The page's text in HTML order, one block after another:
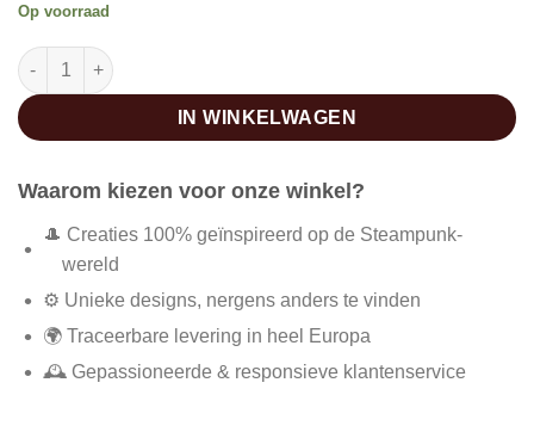
Op voorraad
Steampunk cocktailjurk retro chique aantal
IN WINKELWAGEN
Waarom kiezen voor onze winkel?
🎩 Creaties 100% geïnspireerd op de Steampunk-
wereld
⚙️ Unieke designs, nergens anders te vinden
🌍 Traceerbare levering in heel Europa
🕰️ Gepassioneerde & responsieve klantenservice